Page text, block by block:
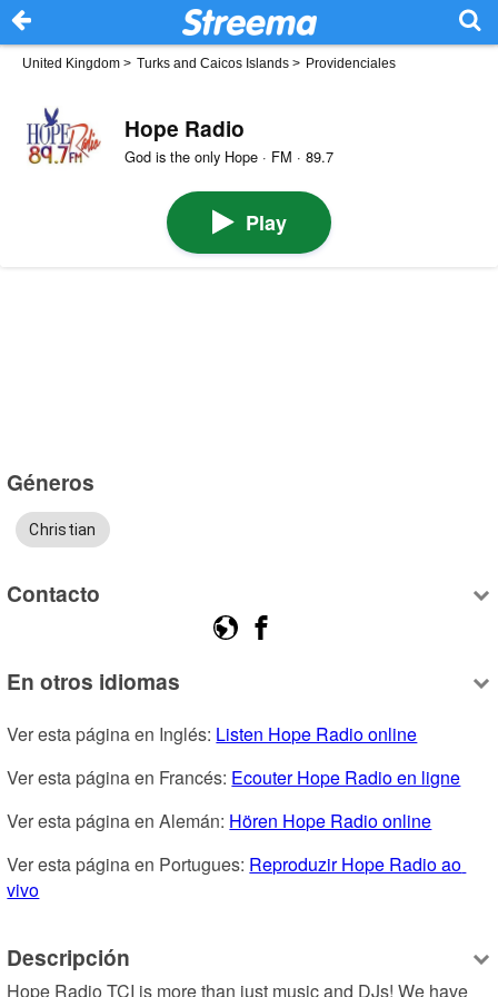
United Kingdom > Turks and Caicos Islands > Providenciales
Hope Radio
God is the only Hope · FM · 89.7
Play
Géneros
Christian
Contacto
En otros idiomas
Ver esta página en Inglés: Listen Hope Radio online
Ver esta página en Francés: Ecouter Hope Radio en ligne
Ver esta página en Alemán: Hören Hope Radio online
Ver esta página en Portugues: Reproduzir Hope Radio ao
vivo
Descripción
Hope Radio TCI is more than just music and DJs! We have